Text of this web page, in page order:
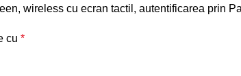
wireless cu ecran tactil, autentificarea prin
cu *